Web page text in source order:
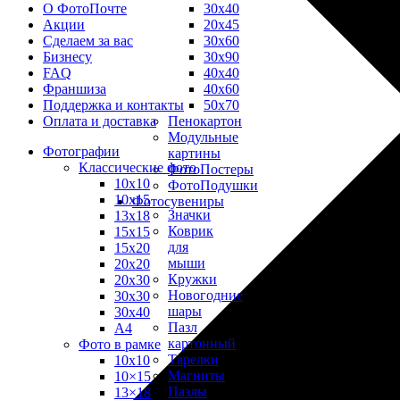
30х40
20х45
30х60
30х90
40х40
40х60
50х70
Пенокартон
Модульные
картины
ФотоПостеры
ФотоПодушки
Фотоcувениры
Значки
Коврик
для
мыши
Кружки
Новогодние
шары
Пазл
картонный
Тарелки
Магниты
Пазлы
О ФотоПочте
Акции
Сделаем за вас
Бизнесу
FAQ
Франшиза
Поддержка и контакты
Оплата и доставка
Фотографии
Классические фото
10х10
10х15
13х18
15х15
15х20
20х20
20х30
30х30
30х40
А4
Фото в рамке
10х10
10×15
13×18